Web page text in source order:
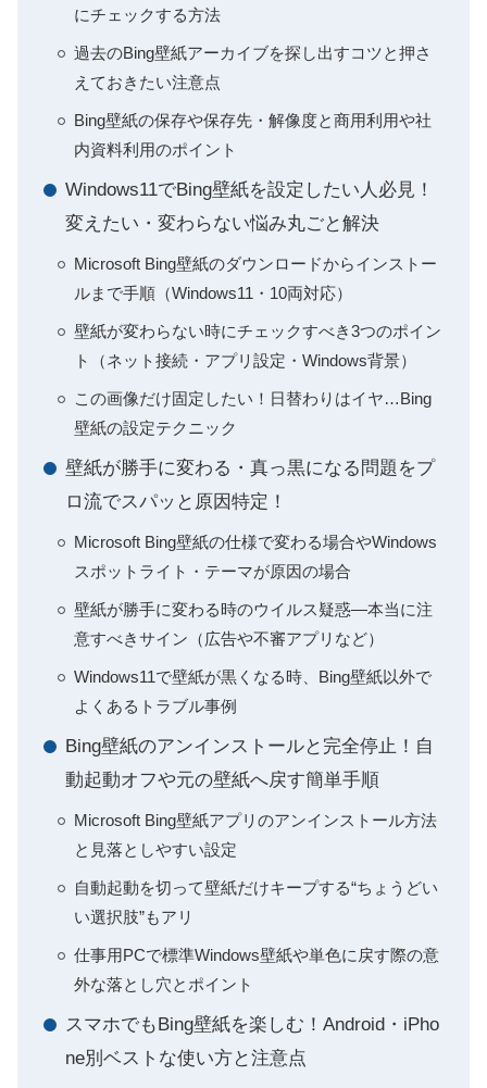
にチェックする方法
過去のBing壁紙アーカイブを探し出すコツと押さ
えておきたい注意点
Bing壁紙の保存や保存先・解像度と商用利用や社
内資料利用のポイント
Windows11でBing壁紙を設定したい人必見！
変えたい・変わらない悩み丸ごと解決
Microsoft Bing壁紙のダウンロードからインストー
ルまで手順（Windows11・10両対応）
壁紙が変わらない時にチェックすべき3つのポイン
ト（ネット接続・アプリ設定・Windows背景）
この画像だけ固定したい！日替わりはイヤ…Bing
壁紙の設定テクニック
壁紙が勝手に変わる・真っ黒になる問題をプ
ロ流でスパッと原因特定！
Microsoft Bing壁紙の仕様で変わる場合やWindows
スポットライト・テーマが原因の場合
壁紙が勝手に変わる時のウイルス疑惑―本当に注
意すべきサイン（広告や不審アプリなど）
Windows11で壁紙が黒くなる時、Bing壁紙以外で
よくあるトラブル事例
Bing壁紙のアンインストールと完全停止！自
動起動オフや元の壁紙へ戻す簡単手順
Microsoft Bing壁紙アプリのアンインストール方法
と見落としやすい設定
自動起動を切って壁紙だけキープする“ちょうどい
い選択肢”もアリ
仕事用PCで標準Windows壁紙や単色に戻す際の意
外な落とし穴とポイント
スマホでもBing壁紙を楽しむ！Android・iPho
ne別ベストな使い方と注意点